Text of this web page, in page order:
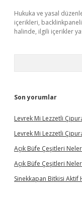
Hukuka ve yasal
içerikleri,
halinde, ilgili içerikler
Son yorumlar
Levrek Mi Lezzetli
Levrek Mi Lezzetli
Açık Büfe Çeşitleri
Açık Büfe Çeşitleri
Sinekkapan Bitkisi Aktif